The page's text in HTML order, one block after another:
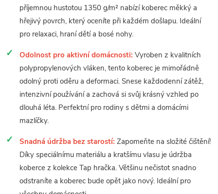
příjemnou hustotou 1350 g/m² nabízí koberec měkký a
hřejivý povrch, který oceníte při každém došlapu. Ideální
pro relaxaci, hraní dětí a bosé nohy.
Odolnost pro aktivní domácnosti: Vyroben z kvalitních
polypropylenových vláken, tento koberec je mimořádně
odolný proti oděru a deformaci. Snese každodenní zátěž,
intenzivní používání a zachová si svůj krásný vzhled po
dlouhá léta. Perfektní pro rodiny s dětmi a domácími
mazlíčky.
Snadná údržba bez starostí: Zapomeňte na složité čištění!
Díky speciálnímu materiálu a kratšímu vlasu je údržba
koberce z kolekce Tap hračka. Většinu nečistot snadno
odstraníte a koberec bude opět jako nový. Ideální pro